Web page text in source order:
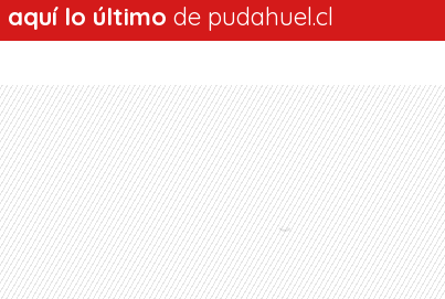
aquí lo último de pudahuel.cl